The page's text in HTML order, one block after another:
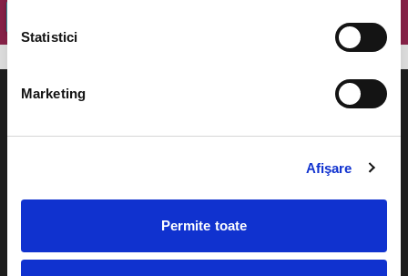
Statistici
Marketing
Afişare
Permite toate
Cum comand bilete?